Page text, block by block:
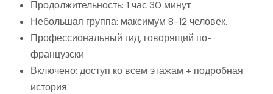
Продолжительность: 1 час 30 минут
Небольшая группа: максимум 8-12 человек.
Профессиональный гид, говорящий по-
французски
Включено: доступ ко всем этажам + подробная
история.